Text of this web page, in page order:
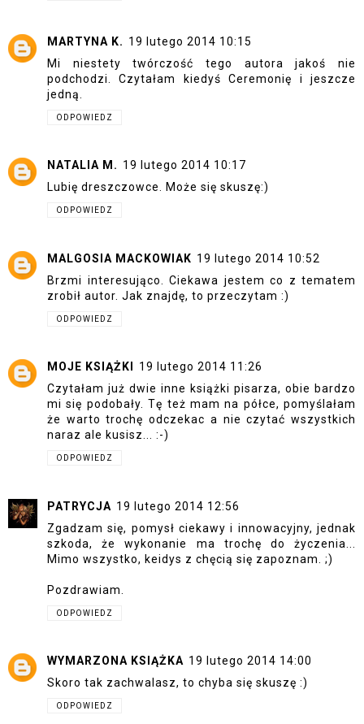
MARTYNA K. 19 lutego 2014 10:15
Mi niestety twórczość tego autora jakoś nie
podchodzi. Czytałam kiedyś Ceremonię i jeszcze
jedną.
ODPOWIEDZ
NATALIA M. 19 lutego 2014 10:17
Lubię dreszczowce. Może się skuszę:)
ODPOWIEDZ
MALGOSIA MACKOWIAK 19 lutego 2014 10:52
Brzmi interesująco. Ciekawa jestem co z tematem
zrobił autor. Jak znajdę, to przeczytam :)
ODPOWIEDZ
MOJE KSIĄŻKI
19 lutego 2014 11:26
Czytałam już dwie inne książki pisarza, obie bardzo
mi się podobały. Tę też mam na półce, pomyślałam
że warto trochę odczekac a nie czytać wszystkich
naraz ale kusisz... :-)
ODPOWIEDZ
PATRYCJA 19 lutego 2014 12:56
Zgadzam się, pomysł ciekawy i innowacyjny, jednak
szkoda, że wykonanie ma trochę do życzenia...
Mimo wszystko, keidys z chęcią się zapoznam. ;)
Pozdrawiam.
ODPOWIEDZ
WYMARZONA KSIĄŻKA 19 lutego 2014 14:00
Skoro tak zachwalasz, to chyba się skuszę :)
ODPOWIEDZ